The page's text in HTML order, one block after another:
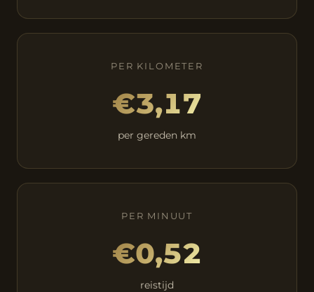
PER KILOMETER
€3,17
per gereden km
PER MINUUT
€0,52
reistijd